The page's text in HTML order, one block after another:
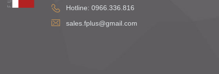
Hotline: 0966.336.816
sales.fplus@gmail.com